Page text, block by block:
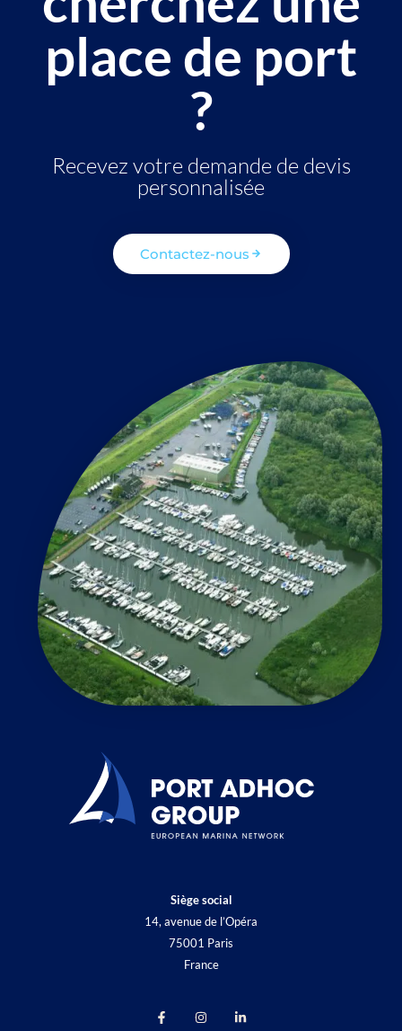
place de port
?
Recevez votre demande de devis
personnalisée
Contactez-nous
Siège social
14, avenue de l’Opéra
75001 Paris
France